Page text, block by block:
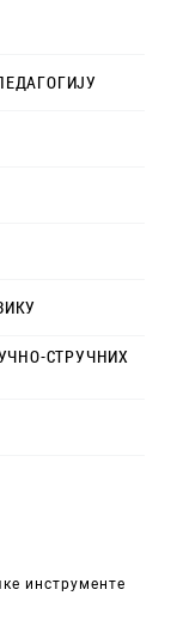
СТРУЧНИХ
инструменте